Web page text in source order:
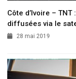
Côte d’Ivoire –
diffusées via le
28 mai 2019